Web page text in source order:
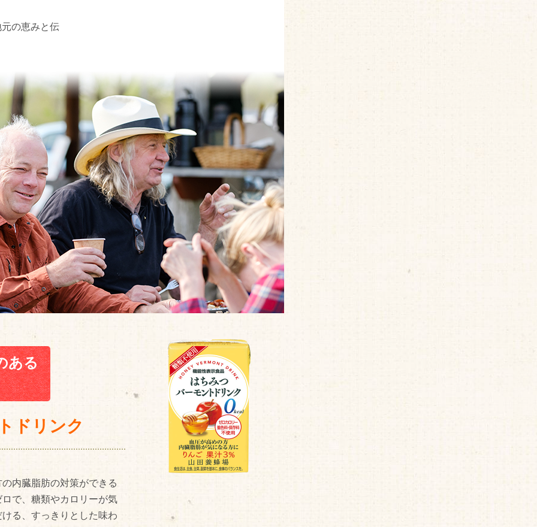
の恵みと伝
ある
ドリンク
内臓脂肪の対策ができる
で、糖類やカロリーが気
る、すっきりとした味わ